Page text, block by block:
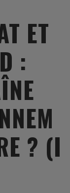
ET
:
? (I